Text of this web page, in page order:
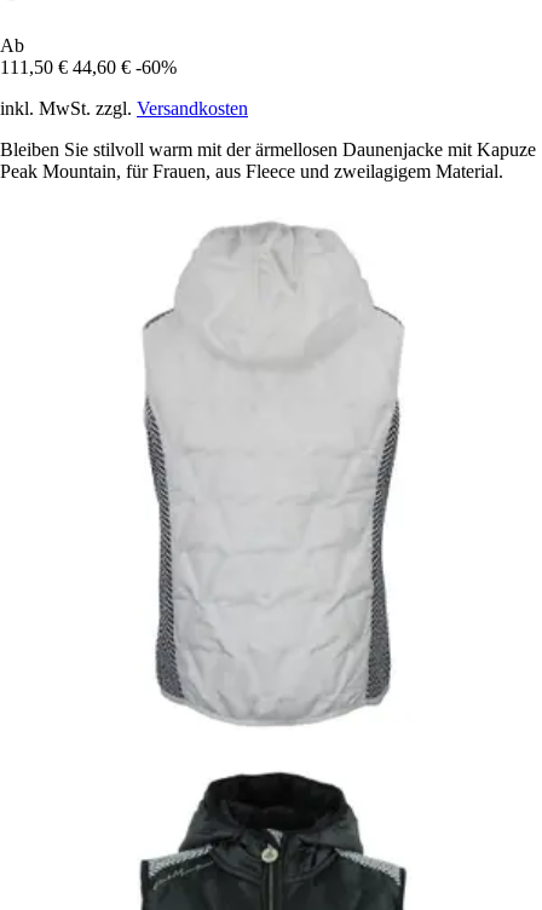
Ab
111,50 € 44,60 € -60%
inkl. MwSt. zzgl. Versandkosten
Bleiben Sie stilvoll warm mit der ärmellosen Daunenjacke mit Kapuze
Peak Mountain, für Frauen, aus Fleece und zweilagigem Material.